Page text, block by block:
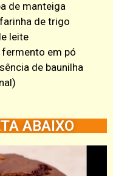
de manteiga
de trigo
leite
em pó
de baunilha
ABAIXO